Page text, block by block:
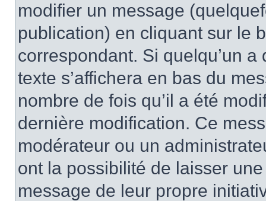
modifier un message
publication) en cliquant sur le
correspondant. Si quelqu’un
texte s’affichera en bas du
nombre de fois qu’il a été
dernière modification. Ce
modérateur ou un
ont la possibilité de laisser
message de leur propre